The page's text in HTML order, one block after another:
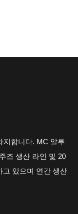
지합니다. MC 알루
조 생산 라인 및 20
고 있으며 연간 생산